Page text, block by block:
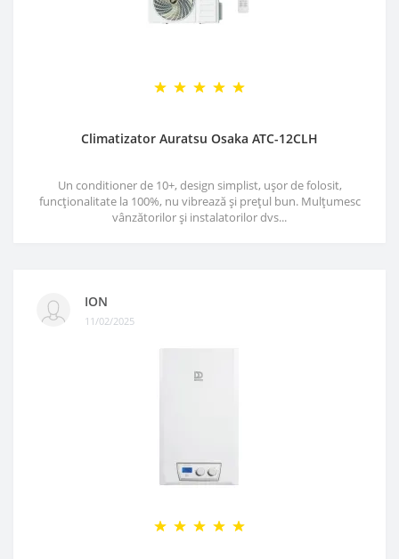
Climatizator Auratsu Osaka ATC-12CLH
Un conditioner de 10+, design simplist, ușor de folosit,
funcționalitate la 100%, nu vibrează și prețul bun. Mulțumesc
vânzătorilor și instalatorilor dvs...
ION
11/02/2025